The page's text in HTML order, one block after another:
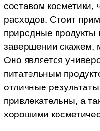
составом
расходов. Стоит
природные продукты
завершении скажем,
Оно является
питательным
отличные
привлекательны, а
хорошими